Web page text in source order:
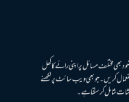
بھی مختلف مسائل پر اپنی رائے کا کھل
کریں۔ جو بھی ویب سائٹ پر لکھنے
شامل کرسکتا ہے۔